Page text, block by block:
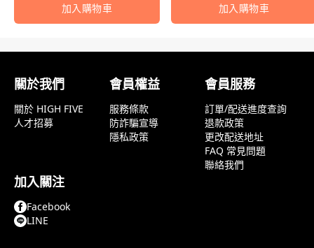
加入購物車
加入購物車
關於我們
關於 HIGH FIVE
人才招募
會員權益
服務條款
防詐騙宣導
隱私政策
會員服務
訂單/配送進度查詢
退款政策
更改配送地址
FAQ 常見問題
聯絡我們
加入關注
Facebook
LINE